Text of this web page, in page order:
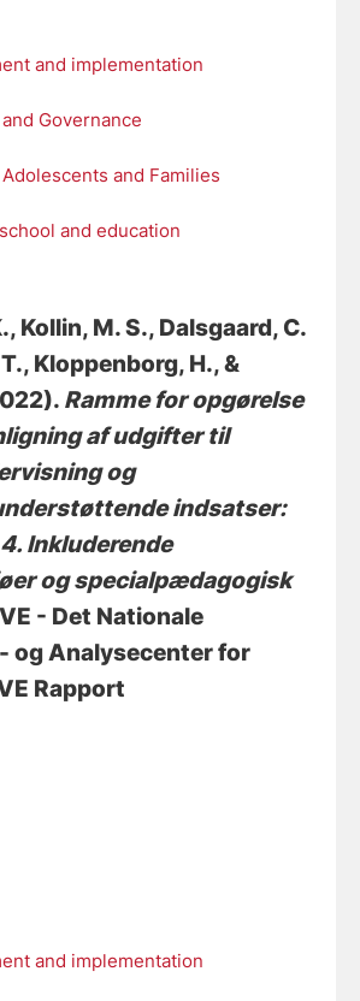
and implementation
Governance
and Families
and education
, Kollin, M. S., Dalsgaard, C.
, Kloppenborg, H., &
Ramme for opgørelse
af udgifter til
og
indsatser:
Inkluderende
og specialpædagogisk
- Det Nationale
og Analysecenter for
Rapport
and implementation